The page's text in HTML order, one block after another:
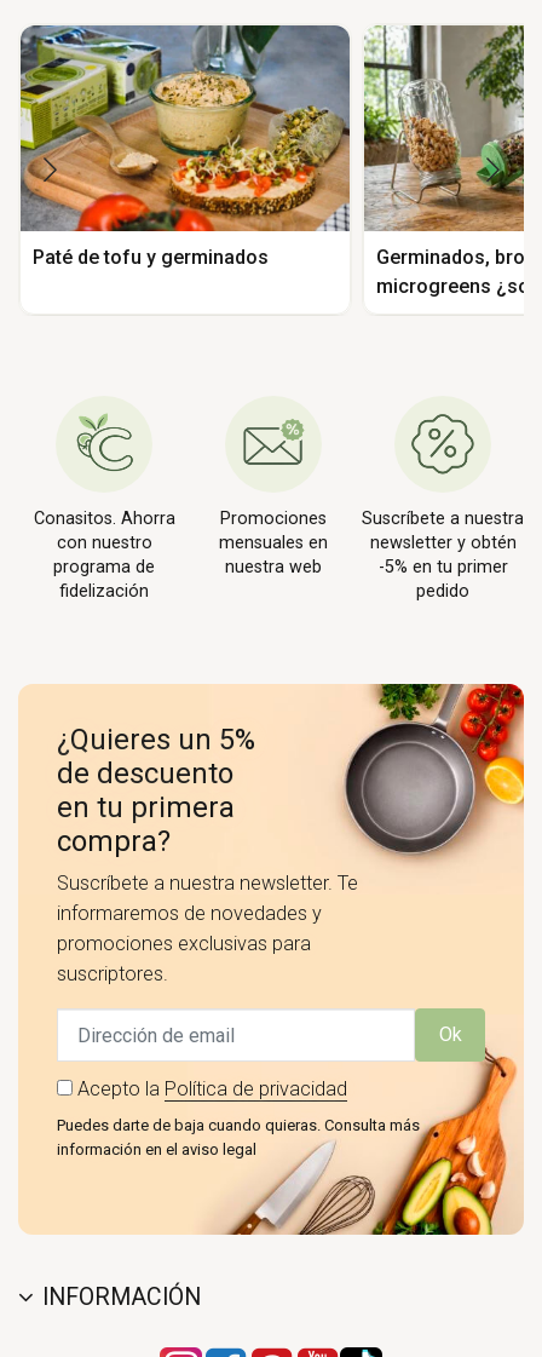
Paté de tofu y germinados
Germinados,
microgreens
Conasitos. Ahorra
con nuestro
programa de
fidelización
Promociones
mensuales en
nuestra web
Suscríbete a nuestra
newsletter y obtén
-5% en tu primer
pedido
¿Quieres un 5%
de descuento
en tu primera
compra?
Suscríbete a nuestra newsletter. Te
informaremos de novedades y
promociones exclusivas para
suscriptores.
Ok
Acepto la Política de privacidad
Puedes darte de baja cuando quieras. Consulta más
información en el aviso legal
INFORMACIÓN